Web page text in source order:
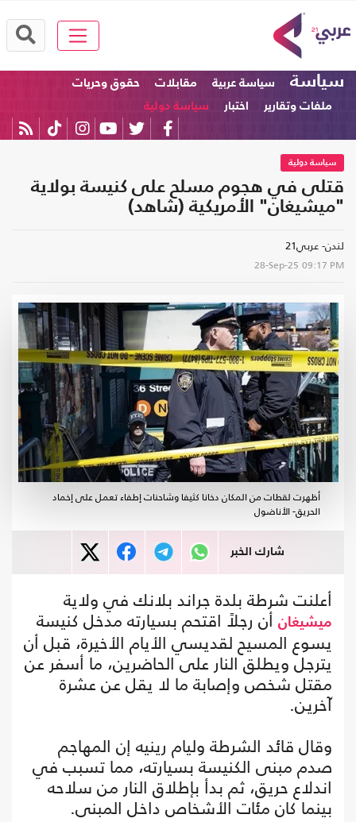
سياسة سياسة عربية مقابلات
حقوق وحريات
ملفات وتقارير
اختبار سياسة دولية
سياسة دولية
قتلى في هجوم مسلح على كنيسة بولاية
"ميشيغان" الأمريكية (شاهد)
لندن- عربي21
28-Sep-25 09:17 PM
أظهرت لقطات من المكان دخانا كثيفا وشاحنات إطفاء تعمل على إخماد
الحريق- الأناضول
شارك الخبر
أعلنت شرطة بلدة جراند بلانك في ولاية
ميشيغان أن رجلاً اقتحم بسيارته مدخل كنيسة
يسوع المسيح لقديسي الأيام الأخيرة، قبل أن
يترجل ويطلق النار على الحاضرين، ما أسفر عن
مقتل شخص وإصابة ما لا يقل عن عشرة
آخرين.
وقال قائد الشرطة وليام رينيه إن المهاجم
صدم مبنى الكنيسة بسيارته، مما تسبب في
اندلاع حريق، ثم بدأ بإطلاق النار من سلاحه
بينما كان مئات الأشخاص داخل المبنى.